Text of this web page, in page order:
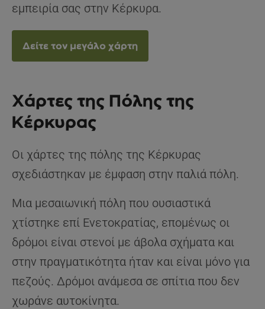
εμπειρία σας στην Κέρκυρα.
Δείτε τον μεγάλο χάρτη
Χάρτες της Πόλης της
Κέρκυρας
Οι χάρτες της πόλης της Κέρκυρας
σχεδιάστηκαν με έμφαση στην παλιά πόλη.
Μια μεσαιωνική πόλη που ουσιαστικά
χτίστηκε επί Ενετοκρατίας, επομένως οι
δρόμοι είναι στενοί με άβολα σχήματα και
στην πραγματικότητα ήταν και είναι μόνο για
πεζούς. Δρόμοι ανάμεσα σε σπίτια που δεν
χωράνε αυτοκίνητα.